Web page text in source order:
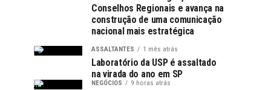
Conselhos Regionais e avança na
construção de uma comunicação
nacional mais estratégica
ASSALTANTES 1 mês atrás
Laboratório da USP é assaltado
na virada do ano em SP
NEGÓCIOS 9 horas atrás